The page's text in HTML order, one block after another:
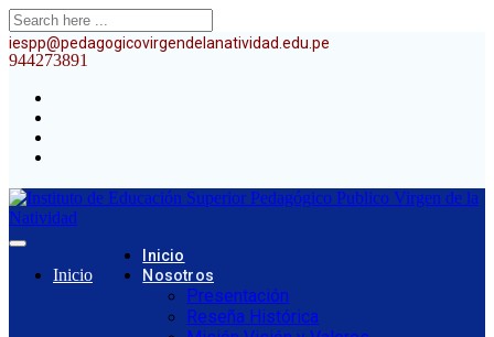
iespp@pedagogicovirgendelanatividad.edu.pe
944273891
Inicio
Nosotros
Presentación
Reseña Histórica
Inicio